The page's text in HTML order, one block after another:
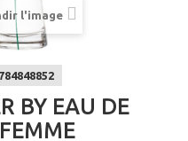
l'image
BY EAU DE